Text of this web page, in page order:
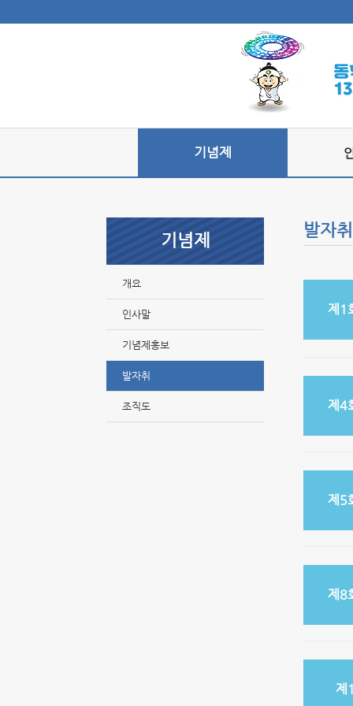
기념제
기념제
개요
인사말
기념제홍보
발자취
조직도
발자취
제1
제4
제5
제8
제